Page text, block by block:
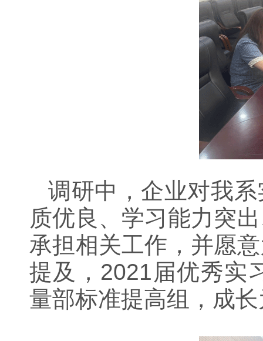
调研中，企业对我
质优良、学习能力突
承担相关工作，并愿
提及， 2021 届优秀实
量部标准提高组，成